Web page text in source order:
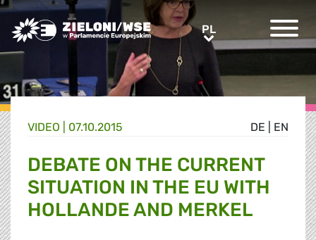
Greens/EFA Home PLPL
DE EN
VIDEO | 07.10.2015
DEBATE ON THE CURRENT
SITUATION IN THE EU WITH
HOLLANDE AND MERKEL